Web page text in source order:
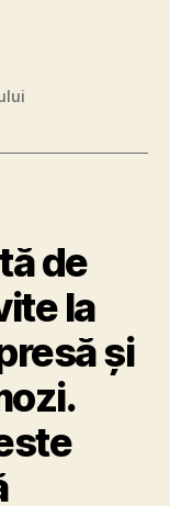
de
la
și